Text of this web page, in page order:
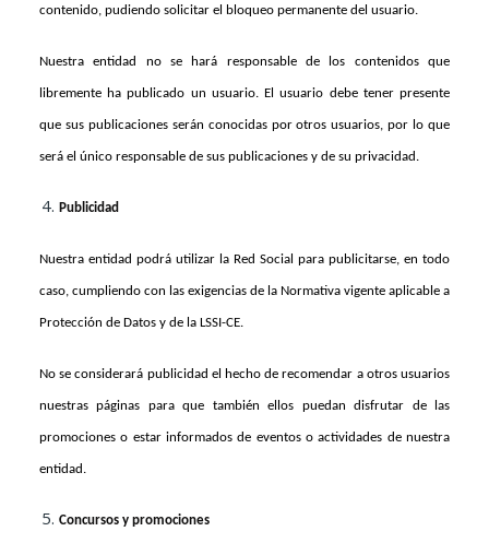
contenido, pudiendo solicitar el bloqueo permanente del usuario.
Nuestra entidad no se hará responsable de los contenidos que
libremente ha publicado un usuario. El usuario debe tener presente
que sus publicaciones serán conocidas por otros usuarios, por lo que
será el único responsable de sus publicaciones y de su privacidad.
Publicidad
Nuestra entidad podrá utilizar la Red Social para publicitarse, en todo
caso, cumpliendo con las exigencias de la Normativa vigente aplicable a
Protección de Datos y de la LSSI-CE.
No se considerará publicidad el hecho de recomendar a otros usuarios
nuestras páginas para que también ellos puedan disfrutar de las
promociones o estar informados de eventos o actividades de nuestra
entidad.
Concursos y promociones